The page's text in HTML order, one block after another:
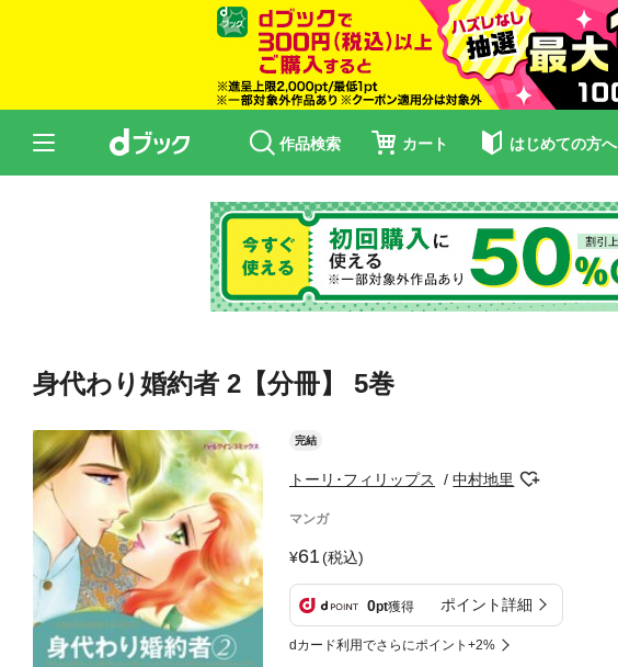
作品検索 カート はじめての方へ
身代わり婚約者 2【分冊】 5巻
完結
トーリ･フィリップス 中村地里
マンガ
61(税込)
0pt獲得 ポイント詳細
dカード利用でさらにポイント+2%